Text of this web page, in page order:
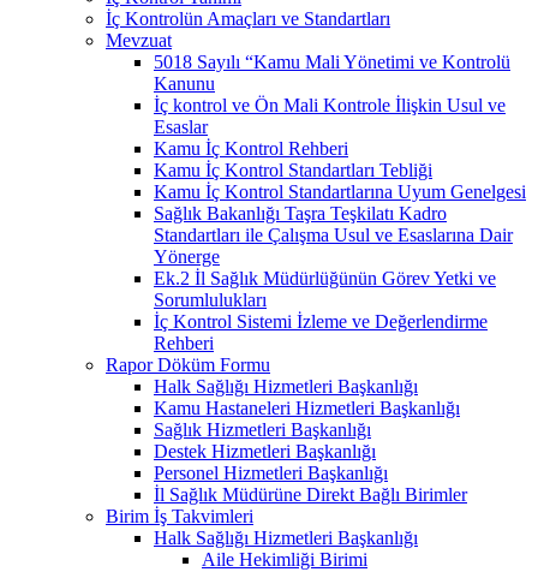
İç Kontrolün Amaçları ve Standartları
Mevzuat
5018 Sayılı “Kamu Mali Yönetimi ve Kontrolü
Kanunu
İç kontrol ve Ön Mali Kontrole İlişkin Usul ve
Esaslar
Kamu İç Kontrol Rehberi
Kamu İç Kontrol Standartları Tebliği
Kamu İç Kontrol Standartlarına Uyum Genelgesi
Sağlık Bakanlığı Taşra Teşkilatı Kadro
Standartları ile Çalışma Usul ve Esaslarına Dair
Yönerge
Ek.2 İl Sağlık Müdürlüğünün Görev Yetki ve
Sorumlulukları
İç Kontrol Sistemi İzleme ve Değerlendirme
Rehberi
Rapor Döküm Formu
Halk Sağlığı Hizmetleri Başkanlığı
Kamu Hastaneleri Hizmetleri Başkanlığı
Sağlık Hizmetleri Başkanlığı
Destek Hizmetleri Başkanlığı
Personel Hizmetleri Başkanlığı
İl Sağlık Müdürüne Direkt Bağlı Birimler
Birim İş Takvimleri
Halk Sağlığı Hizmetleri Başkanlığı
Aile Hekimliği Birimi